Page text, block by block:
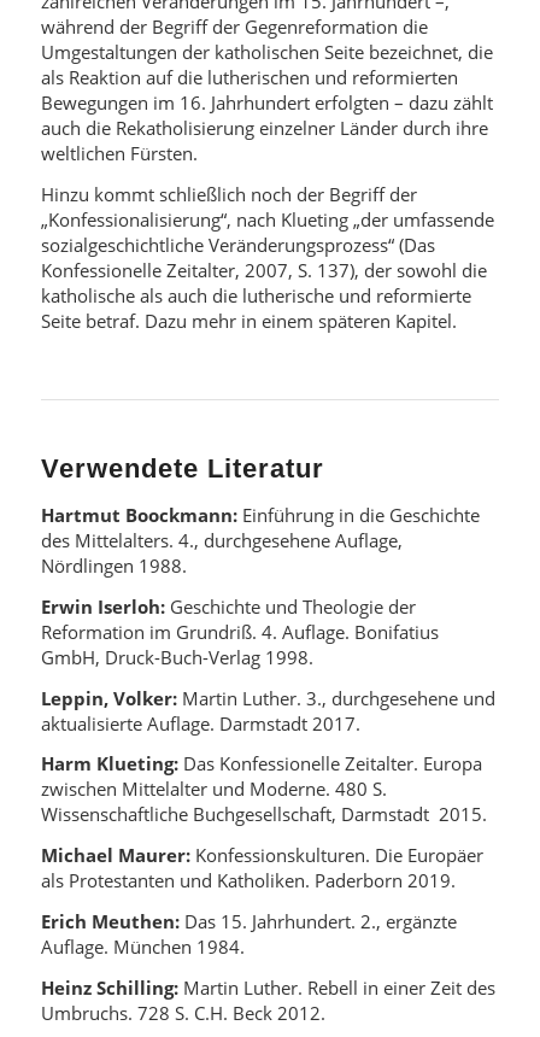
während der Begriff der Gegenreformation die
Umgestaltungen der katholischen Seite bezeichnet, die
als Reaktion auf die lutherischen und reformierten
Bewegungen im 16. Jahrhundert erfolgten – dazu zählt
auch die Rekatholisierung einzelner Länder durch ihre
weltlichen Fürsten.
Hinzu kommt schließlich noch der Begriff der
„Konfessionalisierung“, nach Klueting „der umfassende
sozialgeschichtliche Veränderungsprozess“ (Das
Konfessionelle Zeitalter, 2007, S. 137), der sowohl die
katholische als auch die lutherische und reformierte
Seite betraf. Dazu mehr in einem späteren Kapitel.
Verwendete Literatur
Hartmut Boockmann:Einführung in die Geschichte
des Mittelalters. 4., durchgesehene Auflage,
Nördlingen 1988.
Erwin Iserloh:Geschichte und Theologie der
Reformation im Grundriß. 4. Auflage. Bonifatius
GmbH, Druck-Buch-Verlag 1998.
Leppin, Volker:Martin Luther. 3., durchgesehene und
aktualisierte Auflage. Darmstadt 2017.
Harm Klueting:Das Konfessionelle Zeitalter. Europa
zwischen Mittelalter und Moderne. 480 S.
Wissenschaftliche Buchgesellschaft, Darmstadt 2015.
Michael Maurer:Konfessionskulturen. Die Europäer
als Protestanten und Katholiken. Paderborn 2019.
Erich Meuthen:Das 15. Jahrhundert. 2., ergänzte
Auflage. München 1984.
Heinz Schilling:Martin Luther. Rebell in einer Zeit des
Umbruchs. 728 S. C.H. Beck 2012.